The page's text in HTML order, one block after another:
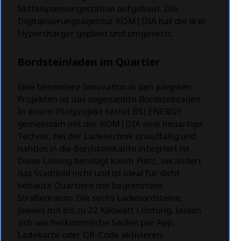
Mittelspannungsstation aufgebaut. Die
Digitalisierungsagentur KOM|DIA hat die drei
Hypercharger geplant und umgesetzt.
Bordsteinladen im Quartier
Eine besondere Innovation in den jüngsten
Projekten ist das sogenannte Bordsteinladen.
In einem Pilotprojekt testet BS|ENERGY
gemeinsam mit der KOM|DIA eine neuartige
Technik, bei der Ladetechnik unauffällig und
nahtlos in die Bordsteinkante integriert ist.
Diese Lösung benötigt kaum Platz, verändert
das Stadtbild nicht und ist ideal für dicht
bebaute Quartiere mit begrenztem
Straßenraum. Die sechs Ladebordsteine,
jeweils mit bis zu 22 Kilowatt Leistung, lassen
sich wie herkömmliche Säulen per App,
Ladekarte oder QR-Code aktivieren.